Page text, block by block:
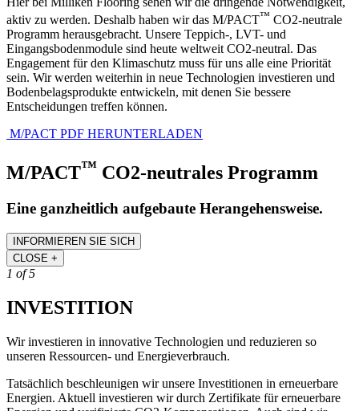
aktiv zu werden. Deshalb haben wir das M/PACT™ CO2-neutrale
Programm herausgebracht. Unsere Teppich-, LVT- und
Eingangsbodenmodule sind heute weltweit CO2-neutral. Das
Engagement für den Klimaschutz muss für uns alle eine Priorität
sein. Wir werden weiterhin in neue Technologien investieren und
Bodenbelagsprodukte entwickeln, mit denen Sie bessere
Entscheidungen treffen können.
M/PACT PDF HERUNTERLADEN
M/PACT™ CO2-neutrales Programm
Eine ganzheitlich aufgebaute Herangehensweise.
INFORMIEREN SIE SICH
CLOSE +
1 of 5
INVESTITION
Wir investieren in innovative Technologien und reduzieren so
unseren Ressourcen- und Energieverbrauch.
Tatsächlich beschleunigen wir unsere Investitionen in erneuerbare
Energien. Aktuell investieren wir durch Zertifikate für erneuerbare